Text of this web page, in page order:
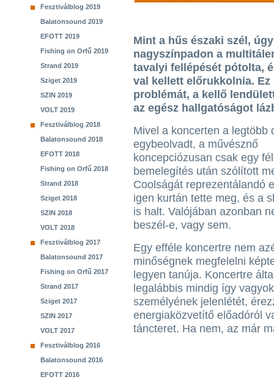
Fesztiválblog 2019
Balatonsound 2019
EFOTT 2019
Fishing on Orfű 2019
Strand 2019
Sziget 2019
SZIN 2019
VOLT 2019
Fesztiválblog 2018
Balatonsound 2018
EFOTT 2018
Fishing on Orfű 2018
Strand 2018
Sziget 2018
SZIN 2018
VOLT 2018
Fesztiválblog 2017
Balatonsound 2017
Fishing on Orfű 2017
Strand 2017
Sziget 2017
SZIN 2017
VOLT 2017
Fesztiválblog 2016
Balatonsound 2016
EFOTT 2016
Mint a hűs északi szél,
nagyszínpadon a
tavalyi fellépését pótolta,
val kellett előrukkolnia. Ez
problémát, a kellő
az egész hallgatóságot
Mivel a koncerten a legtöbb
egybeolvadt, a művésznő
koncepciózusan csak egy
bemelegítés után szólított
Coolságát reprezentálandó
igen kurtán tette meg, és a
is halt. Valójában azonban
beszél-e, vagy sem.
Egy efféle koncertre nem
minőségnek megfelelni
legyen tanúja. Koncertre
legalábbis mindig így
személyének jelenlétét,
energiaközvetítő előadóról
táncteret. Ha nem, az már